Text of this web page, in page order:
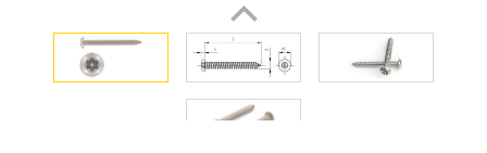
Стопорные кольца